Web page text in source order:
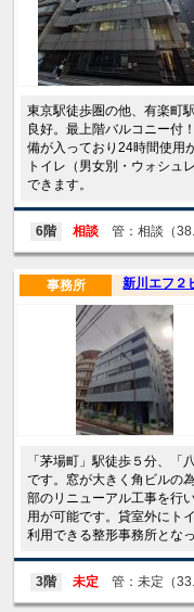
東京駅徒歩圏の他、有楽町
良好。最上階バルコニー付
備が入っており24時間使用
トイレ（男女別・ウォシュ
できます。
6階 相談 管：相談（
新川エフ
事務所
「茅場町」駅徒歩５分、「
です。窓が大きく角ビルの
部のリニューアル工事を行
用が可能です。貸室外にト
利用できる整形事務所とな
3階 未定 管：未定（